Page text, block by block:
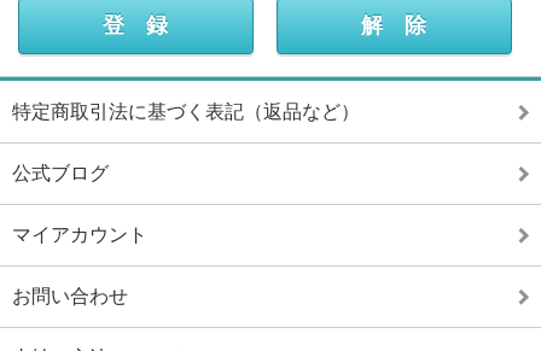
特定商取引法に基づく表記（返品など）
公式ブログ
マイアカウント
お問い合わせ